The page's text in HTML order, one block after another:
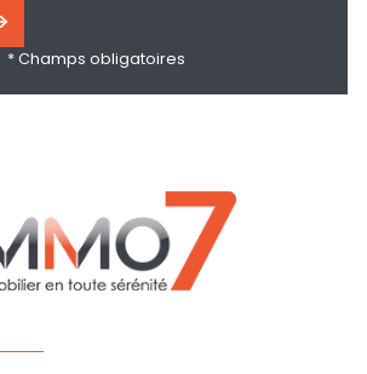
* Champs obligatoires